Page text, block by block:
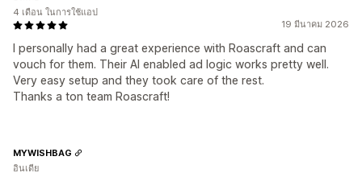
19 มีนาคม 2026
I personally had a great experience with Roascraft and can
vouch for them. Their AI enabled ad logic works pretty well.
Very easy setup and they took care of the rest.
Thanks a ton team Roascraft!
4 เดือน ในการใช้แอป
MYWISHBAG
อินเดีย